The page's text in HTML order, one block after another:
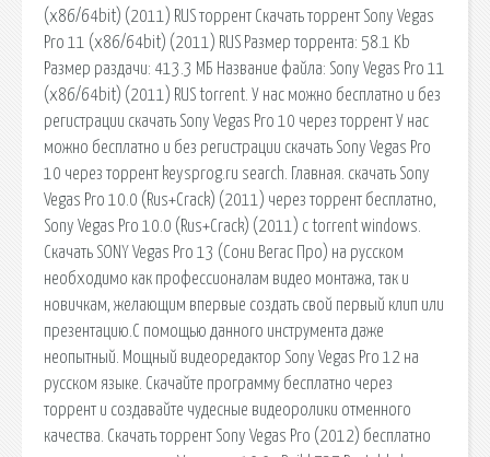
(x86/64bit) (2011) RUS торрент Скачать торрент Sony Vegas
Pro 11 (x86/64bit) (2011) RUS Размер торрента: 58.1 Kb
Размер раздачи: 413.3 МБ Название файла: Sony Vegas Pro 11
(x86/64bit) (2011) RUS torrent. У нас можно бесплатно и без
регистрации скачать Sony Vegas Pro 10 через торрент У нас
можно бесплатно и без регистрации скачать Sony Vegas Pro
10 через торрент keysprog.ru search. Главная. скачать Sony
Vegas Pro 10.0 (Rus+Crack) (2011) через торрент бесплатно,
Sony Vegas Pro 10.0 (Rus+Crack) (2011) с torrent windows.
Скачать SONY Vegas Pro 13 (Сони Вегас Про) на русском
необходимо как профессионалам видео монтажа, так и
новичкам, желающим впервые создать свой первый клип или
презентацию.С помощью данного инструмента даже
неопытный. Мощный видеоредактор Sony Vegas Pro 12 на
русском языке. Скачайте программу бесплатно через
торрент и создавайте чудесные видеоролики отменного
качества. Скачать торрент Sony Vegas Pro (2012) бесплатно